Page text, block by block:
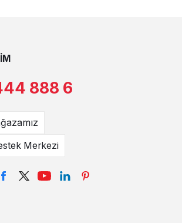
888 6
Merkezi